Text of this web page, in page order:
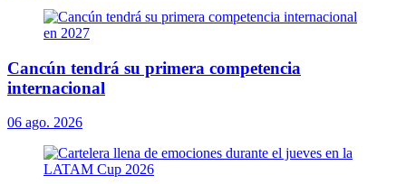
Cancún tendrá su primera competencia
internacional
06 ago. 2026